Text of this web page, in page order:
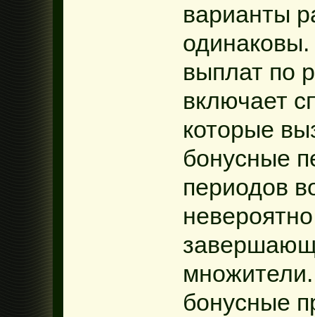
варианты
выплат по
включает
которые
бонусные
периодов
бонусные